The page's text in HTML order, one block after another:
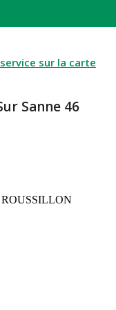
sur la carte
Sanne 46